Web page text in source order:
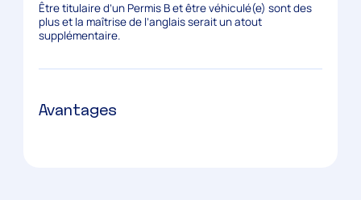
Être titulaire d’un Permis B et être véhiculé(e) sont des
plus et la maîtrise de l’anglais serait un atout
supplémentaire.
Avantages